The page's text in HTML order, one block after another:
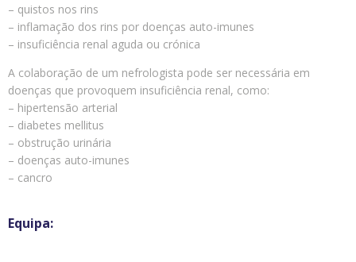
– quistos nos rins
– inflamação dos rins por doenças auto-imunes
– insuficiência renal aguda ou crónica
A colaboração de um nefrologista pode ser necessária em
doenças que provoquem insuficiência renal, como:
– hipertensão arterial
– diabetes mellitus
– obstrução urinária
– doenças auto-imunes
– cancro